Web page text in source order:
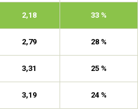
2,18 33 %
2,79 28 %
3,31 25 %
3,19 24 %